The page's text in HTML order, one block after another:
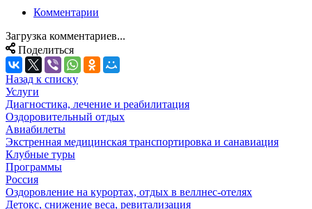
Комментарии
Загрузка комментариев...
Поделиться
Назад к списку
Услуги
Диагностика, лечение и реабилитация
Оздоровительный отдых
Авиабилеты
Экстренная медицинская транспортировка и санавиация
Клубные туры
Программы
Россия
Оздоровление на курортах, отдых в веллнес-отелях
Детокс, снижение веса, ревитализация